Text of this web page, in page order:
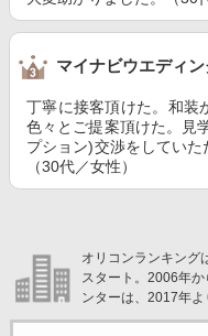
マイナビウエディ
丁寧に接客頂けた。和装
色々とご提案頂けた。見
プション)交渉をしていた
（30代／女性）
オリコンランキング
スタート。2006年
ンターは、2017年よ